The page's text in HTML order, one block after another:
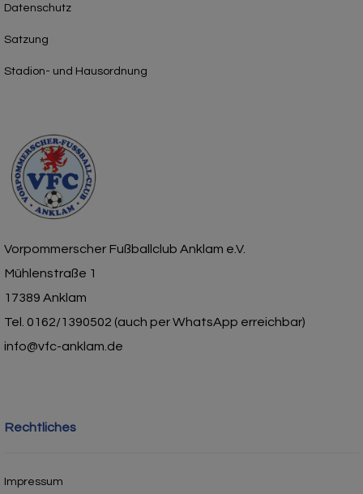
Datenschutz
Satzung
Stadion- und Hausordnung
Vorpommerscher Fußballclub Anklam e.V.
Mühlenstraße 1
17389 Anklam
Tel. 0162/1390502 (auch per WhatsApp erreichbar)
info@vfc-anklam.de
Rechtliches
Impressum